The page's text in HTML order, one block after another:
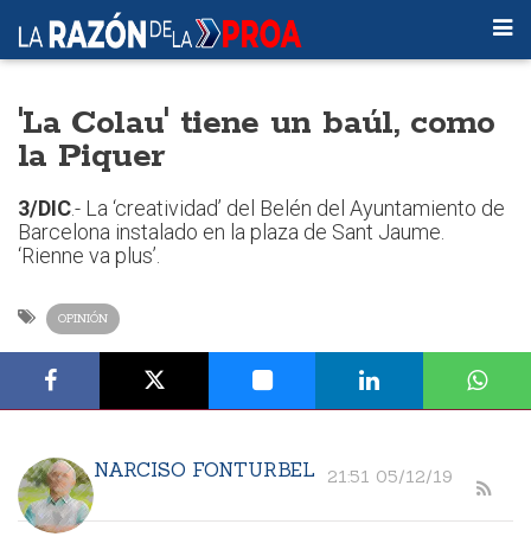
'La Colau' tiene un baúl, como
la Piquer
3/DIC.- La ‘creatividad’ del Belén del Ayuntamiento de
Barcelona instalado en la plaza de Sant Jaume.
‘Rienne va plus’.
OPINIÓN
NARCISO FONTURBEL 21:51 05/12/19